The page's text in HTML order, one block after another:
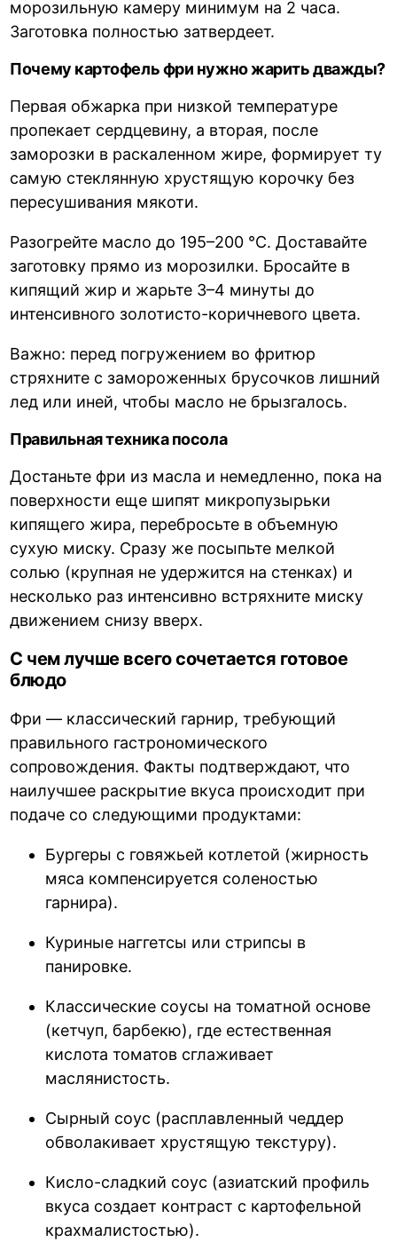
морозильную камеру минимум на 2 часа.
Заготовка полностью затвердеет.
Почему картофель фри нужно жарить дважды?
Первая обжарка при низкой температуре
пропекает сердцевину, а вторая, после
заморозки в раскаленном жире, формирует ту
самую стеклянную хрустящую корочку без
пересушивания мякоти.
Разогрейте масло до 195–200 °C. Доставайте
заготовку прямо из морозилки. Бросайте в
кипящий жир и жарьте 3–4 минуты до
интенсивного золотисто-коричневого цвета.
Важно: перед погружением во фритюр
стряхните с замороженных брусочков лишний
лед или иней, чтобы масло не брызгалось.
Правильная техника посола
Достаньте фри из масла и немедленно, пока на
поверхности еще шипят микропузырьки
кипящего жира, перебросьте в объемную
сухую миску. Сразу же посыпьте мелкой
солью (крупная не удержится на стенках) и
несколько раз интенсивно встряхните миску
движением снизу вверх.
С чем лучше всего сочетается готовое
блюдо
Фри — классический гарнир, требующий
правильного гастрономического
сопровождения. Факты подтверждают, что
наилучшее раскрытие вкуса происходит при
подаче со следующими продуктами:
Бургеры с говяжьей котлетой (жирность
мяса компенсируется соленостью
гарнира).
Куриные наггетсы или стрипсы в
панировке.
Классические соусы на томатной основе
(кетчуп, барбекю), где естественная
кислота томатов сглаживает
маслянистость.
Сырный соус (расплавленный чеддер
обволакивает хрустящую текстуру).
Кисло-сладкий соус (азиатский профиль
вкуса создает контраст с картофельной
крахмалистостью).